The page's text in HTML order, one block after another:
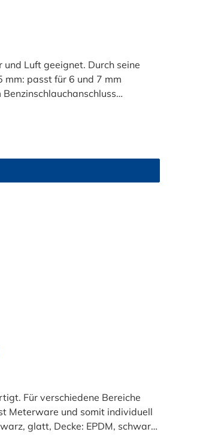
Luft geeignet. Durch seine
passt für 6 und 7 mm
des Anschlussstutzen)
Für verschiedene Bereiche
Meterware und somit individuell
glatt, Decke: EPDM, schwarz,